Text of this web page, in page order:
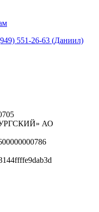
551-26-63 (Даниил)
АО